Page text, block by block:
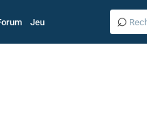
Jeu ⌕